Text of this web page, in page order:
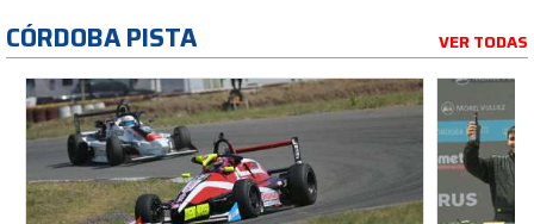
CÓRDOBA PISTA VER TODAS